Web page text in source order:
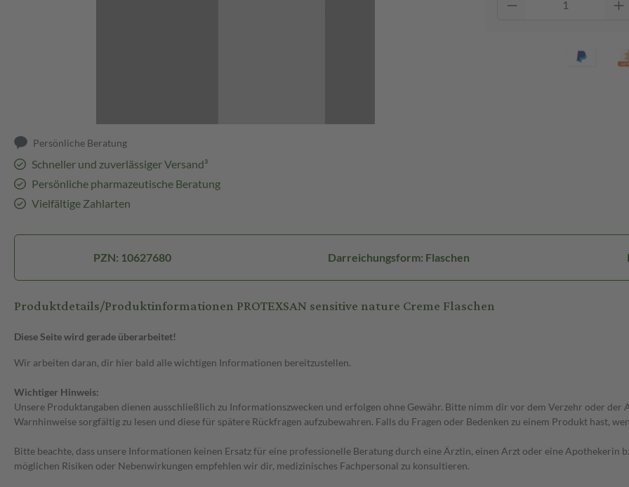
Persönliche Beratung
Schneller und zuverlässiger Versand³
Persönliche pharmazeutische Beratung
Vielfältige Zahlarten
PZN: 10627680 Darreichungsform: Flaschen
Produktdetails/Produktinformationen PROTEXSAN sensitive nature Creme Flaschen
Diese Seite wird gerade überarbeitet!
Wir arbeiten daran, dir hier bald alle wichtigen Informationen bereitzustellen.
Wichtiger Hinweis:
Unsere Produktangaben dienen ausschließlich zu Informationszwecken und erfolgen ohne Gewähr. Bitte nimm dir vor dem Verzehr oder
Warnhinweise sorgfältig zu lesen und diese für spätere Rückfragen aufzubewahren. Falls du Fragen oder Bedenken zu einem Produkt hast,
Bitte beachte, dass unsere Informationen keinen Ersatz für eine professionelle Beratung durch eine Ärztin, einen Arzt oder eine Apothekerin
möglichen Risiken oder Nebenwirkungen empfehlen wir dir, medizinisches Fachpersonal zu konsultieren.